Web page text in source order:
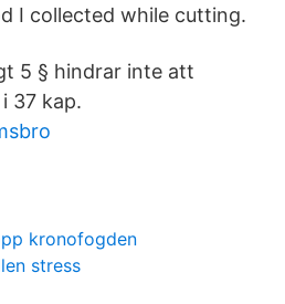
I collected while cutting.
5 § hindrar inte att
37 kap.
kronofogden
stress